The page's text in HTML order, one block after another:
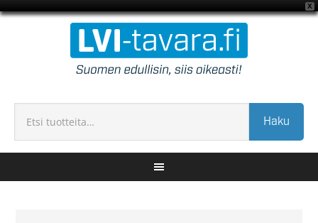
X
Haku